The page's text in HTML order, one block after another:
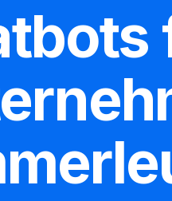
Chatbot E mail
Chatbot Webseite
Chatbot Telefon